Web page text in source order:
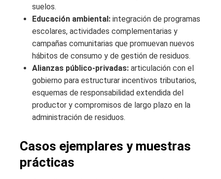
suelos.
Educación ambiental: integración de programas
escolares, actividades complementarias y
campañas comunitarias que promuevan nuevos
hábitos de consumo y de gestión de residuos.
Alianzas público-privadas: articulación con el
gobierno para estructurar incentivos tributarios,
esquemas de responsabilidad extendida del
productor y compromisos de largo plazo en la
administración de residuos.
Casos ejemplares y muestras
prácticas